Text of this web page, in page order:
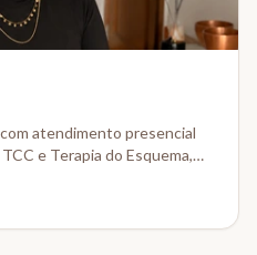
atendimento presencial
e Terapia do Esquema,